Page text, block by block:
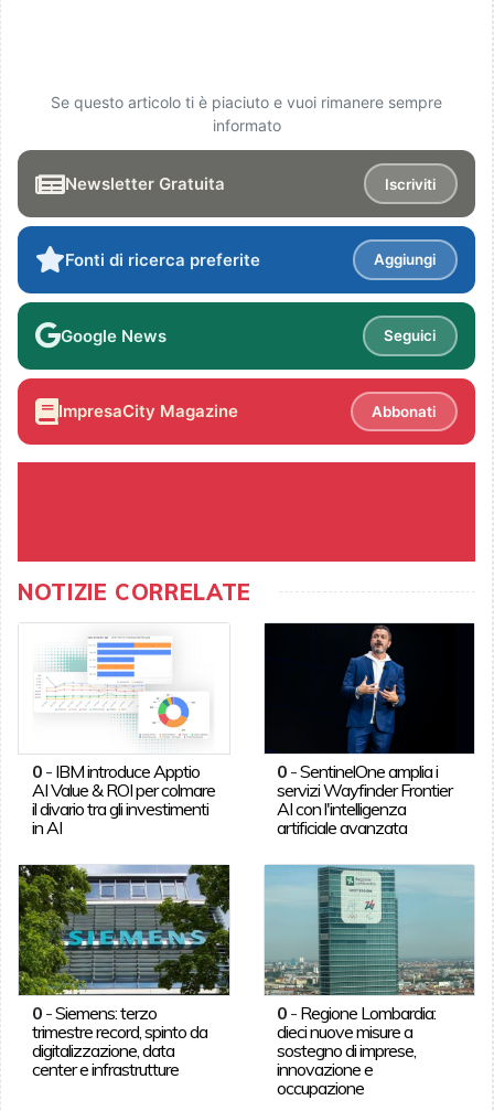
Se questo articolo ti è piaciuto e vuoi rimanere sempre
informato
Newsletter Gratuita Iscriviti
Fonti di ricerca preferite Aggiungi
Google News Seguici
ImpresaCity Magazine Abbonati
NOTIZIE CORRELATE
0- IBM introduce Apptio
AI Value & ROI per colmare
il divario tra gli investimenti
in AI
0 -SentinelOne amplia i
servizi Wayfinder Frontier
AI con l'intelligenza
artificiale avanzata
0-Siemens: terzo
trimestre record, spinto da
digitalizzazione, data
center e infrastrutture
0 - Regione Lombardia:
dieci nuove misure a
sostegno di imprese,
innovazione e
occupazione